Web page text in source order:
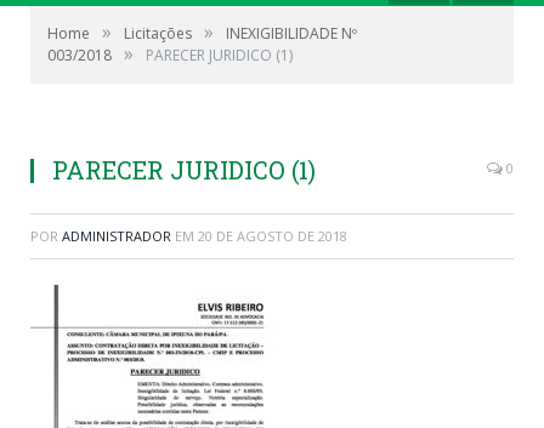
Home » Licitações »
INEXIGIBILIDADE Nº
003/2018 » PARECER JURIDICO (1)
PARECER JURIDICO (1) 0
POR ADMINISTRADOR EM 20 DE AGOSTO DE 2018